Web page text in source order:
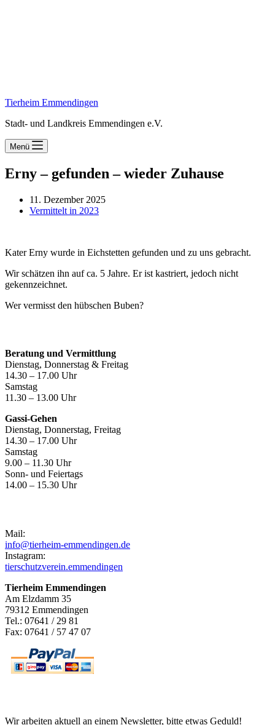
Tierheim Emmendingen
Stadt- und Landkreis Emmendingen e.V.
Menü
Erny – gefunden – wieder Zuhause
11. Dezember 2025
Vermittelt in 2023
Kater Erny wurde in Eichstetten gefunden und zu uns gebracht.
Wir schätzen ihn auf ca. 5 Jahre. Er ist kastriert, jedoch nicht
gekennzeichnet.
Wer vermisst den hübschen Buben?
Beratung und Vermittlung
Dienstag, Donnerstag & Freitag
14.30 – 17.00 Uhr
Samstag
11.30 – 13.00 Uhr
Gassi-Gehen
Dienstag, Donnerstag, Freitag
14.30 – 17.00 Uhr
Samstag
9.00 – 11.30 Uhr
Sonn- und Feiertags
14.00 – 15.30 Uhr
Mail:
info@tierheim-emmendingen.de
Instagram:
tierschutzverein.emmendingen
Tierheim Emmendingen
Am Elzdamm 35
79312 Emmendingen
Tel.: 07641 / 29 81
Fax: 07641 / 57 47 07
Wir arbeiten aktuell an einem Newsletter, bitte etwas Geduld!